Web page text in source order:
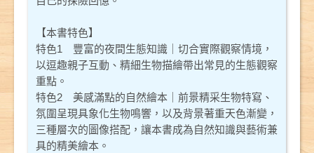
【本書特色】
特色1 豐富的夜間生態知識｜切合實際觀察情境，
以逗趣親子互動、精細生物描繪帶出常見的生態觀察
重點。
特色2 美感滿點的自然繪本｜前景精采生物特寫、
氛圍呈現具象化生物鳴響，以及背景著重天色漸變，
三種層次的圖像搭配，讓本書成為自然知識與藝術兼
具的精美繪本。